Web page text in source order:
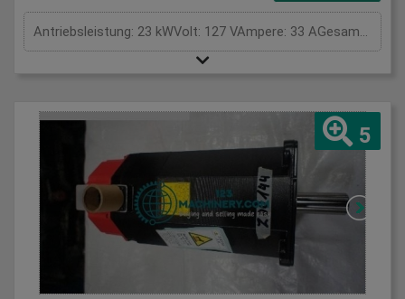
Antriebsleistung: 23 kWVolt: 127 VAmpere: 33 AGesamtleistungsbedarf: kWMaschinengewicht ca.: tRaumbedarf ca.: m
5